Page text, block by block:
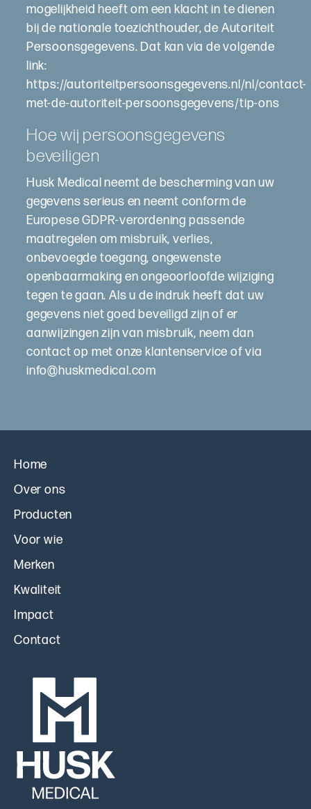
mogelijkheid heeft om een klacht in te dienen
bij de nationale toezichthouder, de Autoriteit
Persoonsgegevens. Dat kan via de volgende
link:
https://autoriteitpersoonsgegevens.nl/nl/contact-
met-de-autoriteit-persoonsgegevens/tip-ons
Hoe wij persoonsgegevens
beveiligen
Husk Medical neemt de bescherming van uw
gegevens serieus en neemt conform de
Europese GDPR-verordening passende
maatregelen om misbruik, verlies,
onbevoegde toegang, ongewenste
openbaarmaking en ongeoorloofde wijziging
tegen te gaan. Als u de indruk heeft dat uw
gegevens niet goed beveiligd zijn of er
aanwijzingen zijn van misbruik, neem dan
contact op met onze klantenservice of via
info@huskmedical.com
Home
Over ons
Producten
Voor wie
Merken
Kwaliteit
Impact
Contact